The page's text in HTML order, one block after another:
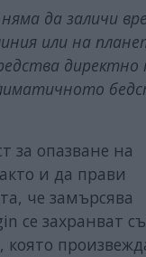
няма да заличи
или на
директно
за опазване на
и да прави
че замърсява
се захранват
която